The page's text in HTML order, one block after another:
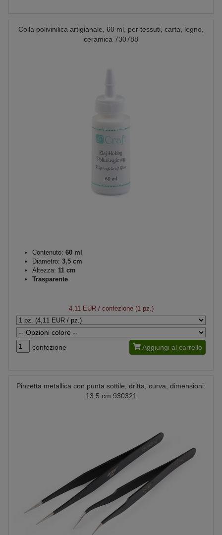
Colla polivinilica artigianale, 60 ml, per tessuti, carta, legno,
ceramica 730788
Contenuto: 60 ml
Diametro: 3,5 cm
Altezza: 11 cm
Trasparente
4,11 EUR/ confezione (1 pz.)
confezione Aggiungi al carrello
Pinzetta metallica con punta sottile, dritta, curva, dimensioni:
13,5 cm 930321